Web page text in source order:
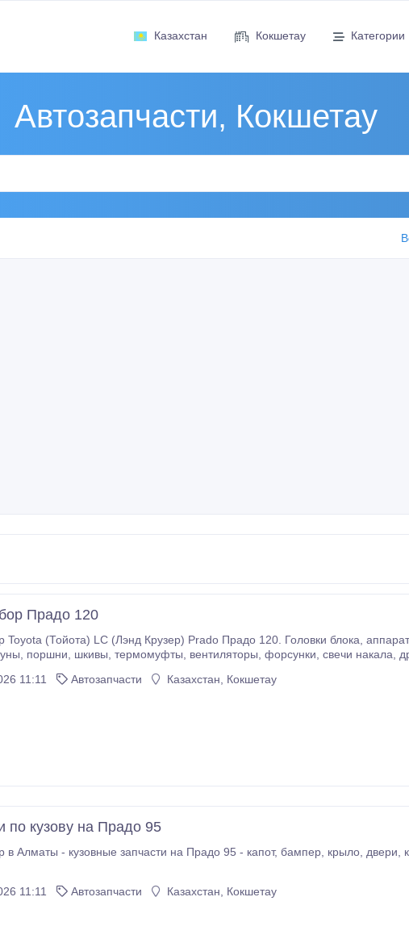
Казахстан Кокшетау Категории
Автозапчасти, Кокшетау
Прадо 120
(Лэнд Крузер) Prado Прадо 120. Головки блока, аппаратура, турбины, стартеры, генераторы,
11:11
Автозапчасти Казахстан, Кокшетау
по кузову на Прадо 95
кузовные запчасти на Прадо 95 - капот, бампер, крыло, двери, крышка багажника и тд. Отправка в
11:11
Автозапчасти Казахстан, Кокшетау